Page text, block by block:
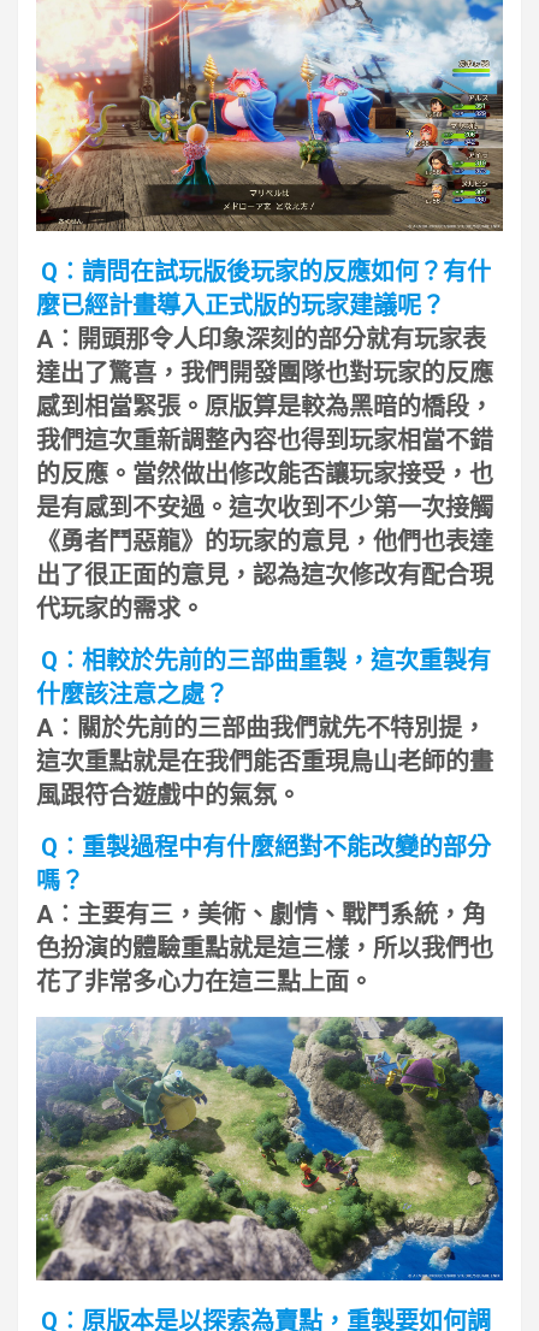
Q︰請問在試玩版後玩家的反應如何？有什
麼已經計畫導入正式版的玩家建議呢？
A︰開頭那令人印象深刻的部分就有玩家表
達出了驚喜，我們開發團隊也對玩家的反應
感到相當緊張。原版算是較為黑暗的橋段，
我們這次重新調整內容也得到玩家相當不錯
的反應。當然做出修改能否讓玩家接受，也
是有感到不安過。這次收到不少第一次接觸
《勇者鬥惡龍》的玩家的意見，他們也表達
出了很正面的意見，認為這次修改有配合現
代玩家的需求。
Q︰相較於先前的三部曲重製，這次重製有
什麼該注意之處？
A︰關於先前的三部曲我們就先不特別提，
這次重點就是在我們能否重現鳥山老師的畫
風跟符合遊戲中的氣氛。
Q︰重製過程中有什麼絕對不能改變的部分
嗎？
A︰主要有三，美術、劇情、戰鬥系統，角
色扮演的體驗重點就是這三樣，所以我們也
花了非常多心力在這三點上面。
Q︰原版本是以探索為賣點，重製要如何調